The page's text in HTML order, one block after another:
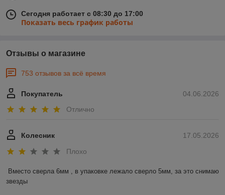
Сегодня работает с 08:30 до 17:00
Показать весь график работы
Отзывы о магазине
753 отзывов за всё время
04.06.2026
Покупатель
Отлично
17.05.2026
Колесник
Плохо
Вместо сверла 6мм , в упаковке лежало сверло 5мм, за это снимаю
звезды